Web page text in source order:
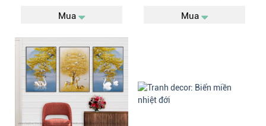
Mua Mua